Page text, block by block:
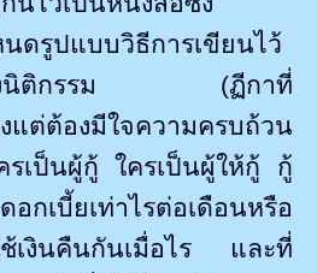
ดรูปแบบวิธีการเขียนไว้
องนิติกรรม (ฏีกาที่
แต่ต้องมีใจความครบถ้วน
เป็นผู้กู้ ใครเป็นผู้ให้กู้ กู้
อกเบี้ยเท่าไรต่อเดือนหรือ
งินคืนกันเมื่อไร และที่